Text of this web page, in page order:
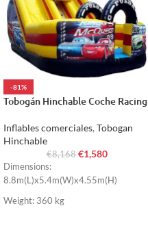
-81%
Tobogán Hinchable Coche Racing
Inflables comerciales, Tobogan
Hinchable
€8,168 €1,580
Dimensions:
8.8m(L)x5.4m(W)x4.55m(H)
Weight: 360 kg